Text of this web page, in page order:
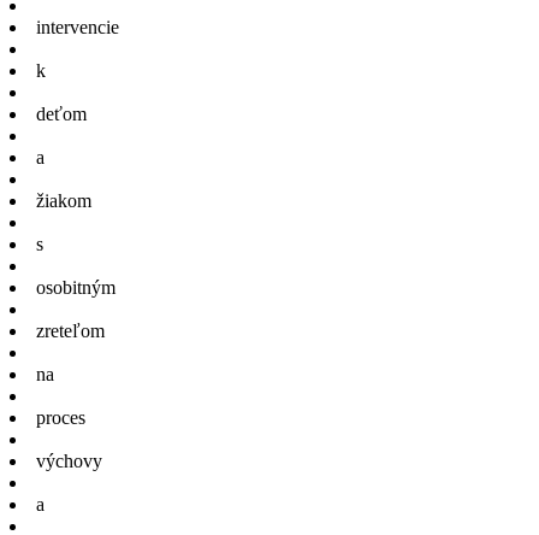
intervencie
k
deťom
a
žiakom
s
osobitným
zreteľom
na
proces
výchovy
a